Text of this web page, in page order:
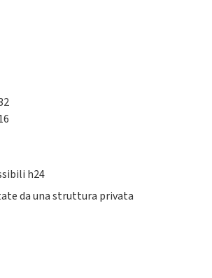
h24
da una struttura privata